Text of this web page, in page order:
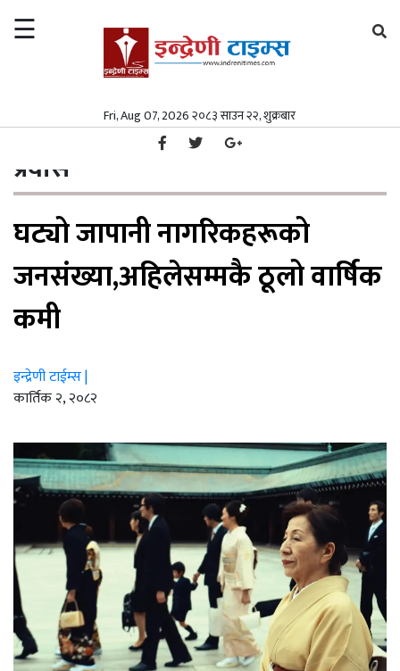
☰
Fri, Aug 07, 2026 २०८३ साउन २२, शुक्रबार
समाज
पत्रपत्रिका
मनोरञ्जन
विश्व
अर्थ/
वाणिज्य
शिक्षा
सम्पादकीय
संस्कृति/
संस्कार
खेलकुद
सूचना/
पत्रपत्रिका
मनोरञ्जन
विश्व
स्वास्थ्य
वाणिज्य
शिक्षा
सम्पादकीय
संस्कृति/
संस्कार
प्रदेश
खेलकुद
सूचना/
प्रविधि
गृहपृष्ठ/ प्रवास
प्रवास
घट्यो जापानी नागरिकहरूको
जनसंख्या,अहिलेसम्मकै ठूलो वार्षिक
कमी
इन्द्रेणी टाईम्स |
कार्तिक २, २०८२